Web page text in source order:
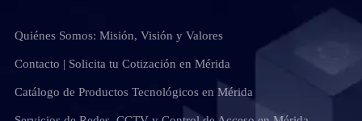
Quiénes Somos: Misión, Visión y Valores
Contacto | Solicita tu Cotización en Mérida
Catálogo de Productos Tecnológicos en Mérida